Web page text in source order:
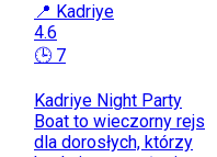
📍 Kadriye
4.6
🕒 7
Kadriye Night Party
Boat to wieczorny rejs
dla dorosłych, którzy